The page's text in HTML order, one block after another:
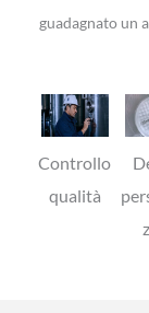
guadagnato un
Controllo
qualità